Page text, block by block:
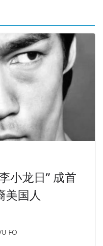
小龙日” 成首
美国人
FO